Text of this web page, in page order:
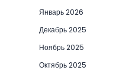
Январь 2026
Декабрь 2025
Ноябрь 2025
Октябрь 2025